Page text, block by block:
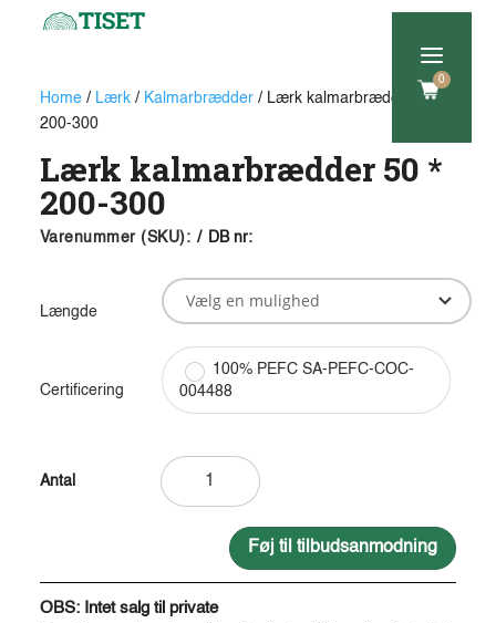
a
0
Home/ Lærk/ Kalmarbrædder/ Lærk kalmarbrædder 50 *
200-300
Lærk kalmarbrædder 50 *
200-300
Varenummer (SKU): / DB nr:
Længde
Certificering
100% PEFC SA-PEFC-COC-
004488
Føj til tilbudsanmodning
A
lOBS: Intet salg til private